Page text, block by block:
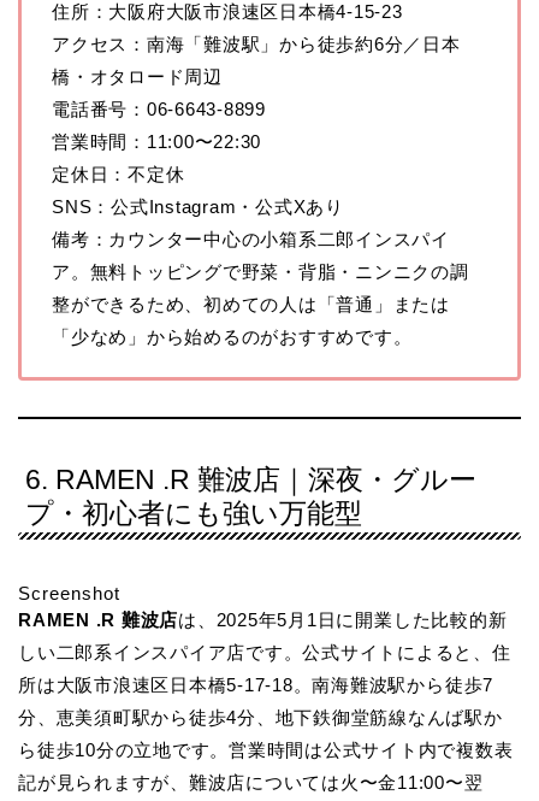
住所：大阪府大阪市浪速区日本橋4-15-23
アクセス：南海「難波駅」から徒歩約6分／日本
橋・オタロード周辺
電話番号：06-6643-8899
営業時間：11:00〜22:30
定休日：不定休
SNS：公式Instagram・公式Xあり
備考：カウンター中心の小箱系二郎インスパイ
ア。無料トッピングで野菜・背脂・ニンニクの調
整ができるため、初めての人は「普通」または
「少なめ」から始めるのがおすすめです。
6. RAMEN .R 難波店｜深夜・グルー
プ・初心者にも強い万能型
Screenshot
RAMEN .R 難波店は、2025年5月1日に開業した比較的新
しい二郎系インスパイア店です。公式サイトによると、住
所は大阪市浪速区日本橋5-17-18。南海難波駅から徒歩7
分、恵美須町駅から徒歩4分、地下鉄御堂筋線なんば駅か
ら徒歩10分の立地です。営業時間は公式サイト内で複数表
記が見られますが、難波店については火〜金11:00〜翌